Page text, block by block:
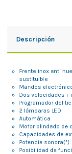
Descripción
Frente inox anti
sustituible
Mandos
Dos velocidades +
Programador del
2 lámparas LED
Automática
Motor blindado de
Capacidades de
Potencia sonora(*):
Posibilidad de